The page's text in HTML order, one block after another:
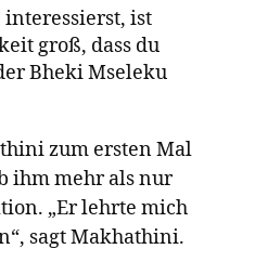
bei Blue
amerikanischen
unter Vertrag
Label, das auch
und John Coltrane
Makhathini zufolge
Jazzgröße hätte